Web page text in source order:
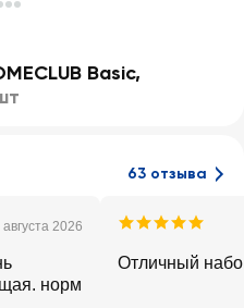
Basic,
63 отзыва
2026
норм
Отличный